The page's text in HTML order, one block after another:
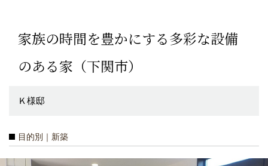
家族の時間を豊かにする多彩な設備
のある家（下関市）
Ｋ様邸
目的別｜新築